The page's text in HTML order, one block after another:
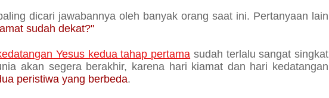
dicari jawabannya oleh banyak orang saat ini. Pertanyaan lain
sudah dekat?"
Yesus kedua tahap pertama sudah terlalu sangat singkat
akan segera berakhir, karena hari kiamat dan hari kedatangan
peristiwa yang berbeda.